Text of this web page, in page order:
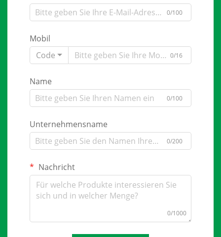
0/100
Mobil
Code
0/16
Name
0/100
Unternehmensname
0/200
Nachricht
0/1000